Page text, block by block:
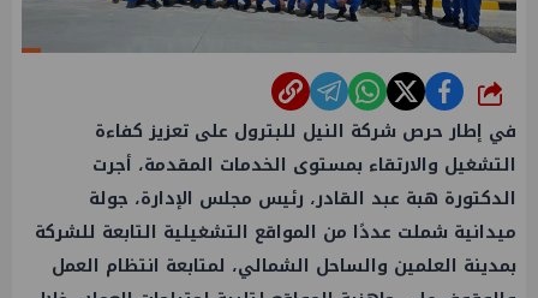
شارك
في إطار حرص شركة النيل للبترول على تعزيز كفاءة
التشغيل والارتقاء بمستوى الخدمات المقدمة، أجرت
الدكتورة هبة عبد القادر، رئيس مجلس الإدارة، جولة
ميدانية شملت عددًا من المواقع التشغيلية التابعة للشركة
بمدينة العلمين والساحل الشمالي، لمتابعة انتظام العمل